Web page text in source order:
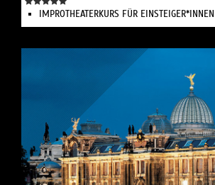
IMPROTHEATERKURS FÜR EINSTEIGER*INNEN